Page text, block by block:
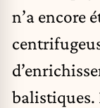
n’a encore
balistiques.